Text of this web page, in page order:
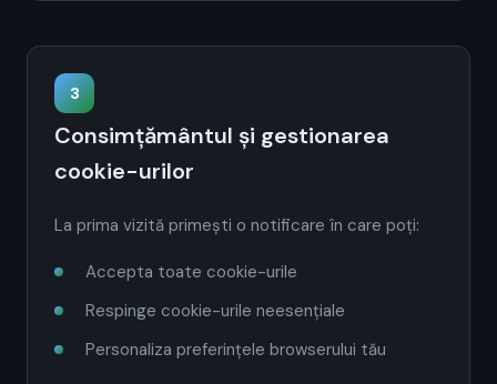
3
Consimțământul și gestionarea
cookie-urilor
La prima vizită primești o notificare în care poți:
Accepta toate cookie-urile
Respinge cookie-urile neesențiale
Personaliza preferințele browserului tău